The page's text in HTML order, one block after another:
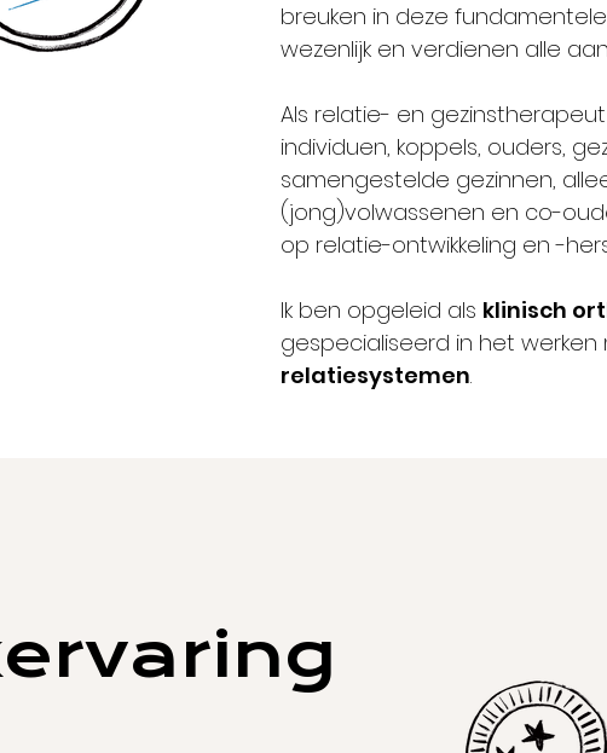
breuken in deze
wezenlijk en verdienen alle
Als relatie- en
individuen, koppels, ouders,
samengestelde gezinnen,
(jong)volwassenen en co-
op relatie-ontwikkeling en -
Ik ben opgeleid als klinisch
gespecialiseerd in het werken
relatiesystemen.